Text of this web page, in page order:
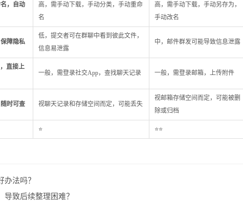
，自动
高，需手动下载，手动分类，手动重命
名
高，需手动下载，手动另存为，
手动改名
障隐私
低，提交者可在群聊中看到彼此文件，
信息易泄露
中，邮件群发可能导致信息泄露
直接上
一般，需登录社交App，查找聊天记录 一般，需登录邮箱，上传附件
时可查 视聊天记录和存储空间而定，可能丢失
视邮箱存储空间而定，可能被删
除或归档
⭐ ⭐⭐
法吗？
致后续整理困难？